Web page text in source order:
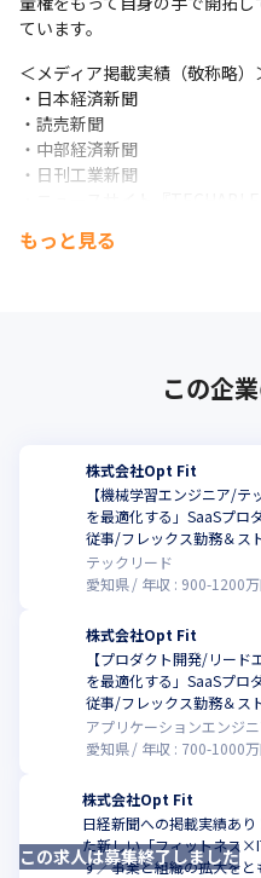
ています。
＜メディア掲載実績（敬称略）
・日本経済新聞
・読売新聞
・中部経済新聞
・日刊工業新聞
もっと見る
この企
株式会社Opt Fit
【機械学習エンジニア/
を最適化する」SaaSプロ
従事/フレックス勤務＆ス
テックリード
愛知県
年収 : 900-1200
株式会社Opt Fit
【プロダクト開発/リー
を最適化する」SaaSプロ
従事/フレックス勤務＆ス
アプリケーションエンジ
愛知県
年収 : 700-1000
株式会社Opt Fit
日経新聞への掲載実績あ
た新しい「フィットネス
す／事業と組織の拡大を
この求人は募集終了しました